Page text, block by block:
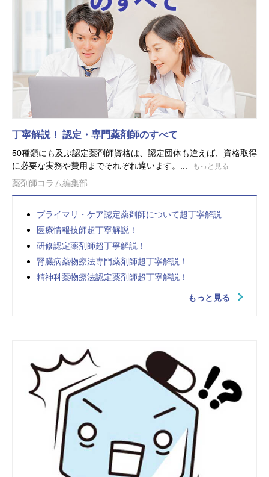
丁寧解説！ 認定・専門薬剤師のすべて
50種類にも及ぶ認定薬剤師資格は、認定団体も違えば、資格取得
に必要な実務や費用までそれぞれ違います。...
もっと見る
薬剤師コラム編集部
プライマリ・ケア認定薬剤師について超丁寧解説
医療情報技師超丁寧解説！
研修認定薬剤師超丁寧解説！
腎臓病薬物療法専門薬剤師超丁寧解説！
精神科薬物療法認定薬剤師超丁寧解説！
もっと見る